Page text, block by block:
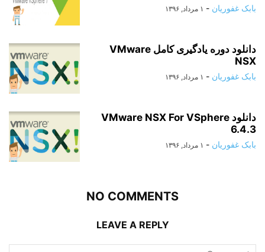
بابک غفوریان - ۱ مرداد, ۱۳۹۶
دانلود دوره یادگیری کامل VMware
NSX
بابک غفوریان - ۱ مرداد, ۱۳۹۶
دانلود VMware NSX For VSphere
6.4.3
بابک غفوریان - ۱ مرداد, ۱۳۹۶
NO COMMENTS
LEAVE A REPLY